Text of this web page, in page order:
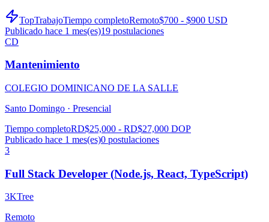
TopTrabajoTiempo completoRemoto$700 - $900 USD
Publicado hace 1 mes(es)19 postulaciones
CD
Mantenimiento
COLEGIO DOMINICANO DE LA SALLE
Santo Domingo · Presencial
Tiempo completoRD$25,000 - RD$27,000 DOP
Publicado hace 1 mes(es)0 postulaciones
3
Full Stack Developer (Node.js, React, TypeScript)
3KTree
Remoto